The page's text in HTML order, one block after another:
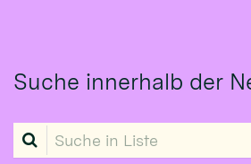
Suche innerhalb der
Suche in Liste